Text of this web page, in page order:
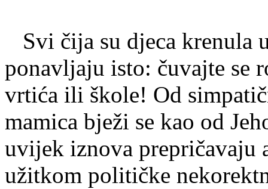
Svi čija su djeca krenula
ponavljaju isto: čuvajte se
vrtića ili škole! Od
mamica bježi se kao od
uvijek iznova prepričavaju
užitkom političke